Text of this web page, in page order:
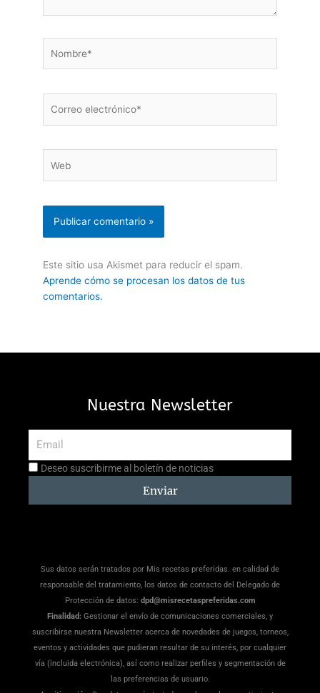
electrónico*
Este sitio usa Akismet para reducir el spam.
Aprende cómo se procesan los datos de tus
comentarios.
Nuestra Newsletter
Aceptación
Deseo suscribirme al boletín de noticias
Enviar
Sus datos serán tratados por Mis recetas preferidas. en calidad de
responsable del tratamiento, los datos de contacto del Delegado de
Protección de datos: dpd@misrecetaspreferidas.com
Finalidad: Gestionar el envío de comunicaciones comerciales, y
suscribirse nuestra Newsletter acerca de novedades de juegos, torneos,
eventos y actividades que pudieran resultar de su interés, por cualquier
vía (incluida electrónica), así como realizar perfiles y segmentación de
las preferencias de usuario.